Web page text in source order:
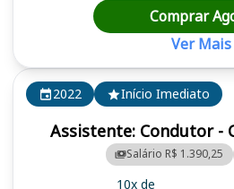
2022 Início Imediato
Assistente: Condutor -
Salário R$ 1.390,25
10x de
Comprar
Ver Mais